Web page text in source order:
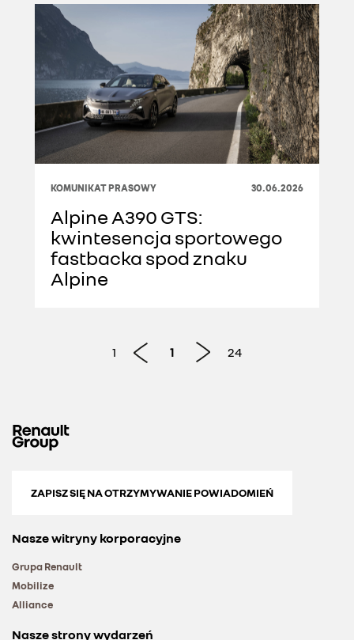
KOMUNIKAT PRASOWY 30.06.2026
Alpine A390 GTS:
kwintesencja sportowego
fastbacka spod znaku
Alpine
1 1 24
ZAPISZ SIĘ NA OTRZYMYWANIE POWIADOMIEŃ
Nasze witryny korporacyjne
Grupa Renault
Mobilize
Alliance
Nasze strony wydarzeń